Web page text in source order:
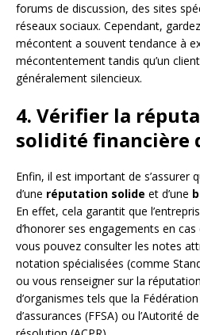
forums de discussion, des sites
réseaux sociaux. Cependant,
mécontent a souvent tendance à
mécontentement tandis qu’un
généralement silencieux.
4. Vérifier la
solidité financière
Enfin, il est important de s’assurer
d’une réputation solide et d’une
En effet, cela garantit que
d’honorer ses engagements en
vous pouvez consulter les notes
notation spécialisées (comme
ou vous renseigner sur la
d’organismes tels que la
d’assurances (FFSA) ou l’Autorité